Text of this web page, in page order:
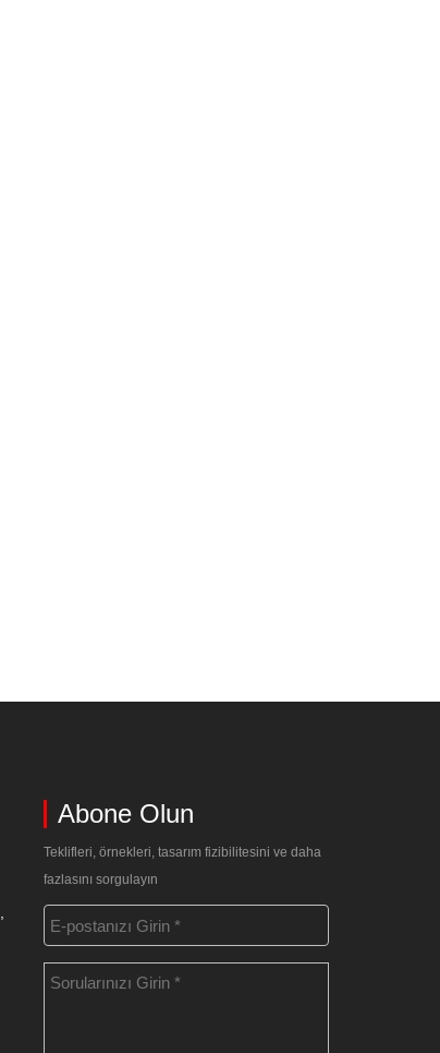
Abone Olun
Teklifleri, örnekleri, tasarım fizibilitesini ve daha
fazlasını sorgulayın